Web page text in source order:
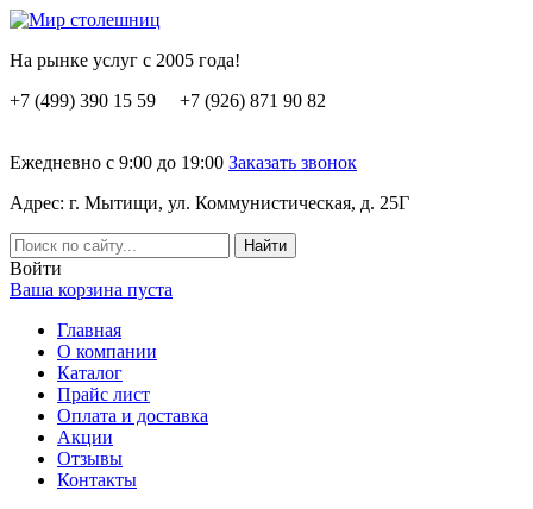
На рынке услуг с 2005 года!
+7 (499) 390 15 59 +7 (926) 871 90 82
Ежедневно с 9:00 до 19:00 Заказать звонок
Адрес: г. Мытищи, ул. Коммунистическая, д. 25Г
Вoйти
Ваша корзина пуста
Главная
О компании
Каталог
Прайс лист
Оплата и доставка
Акции
Отзывы
Контакты